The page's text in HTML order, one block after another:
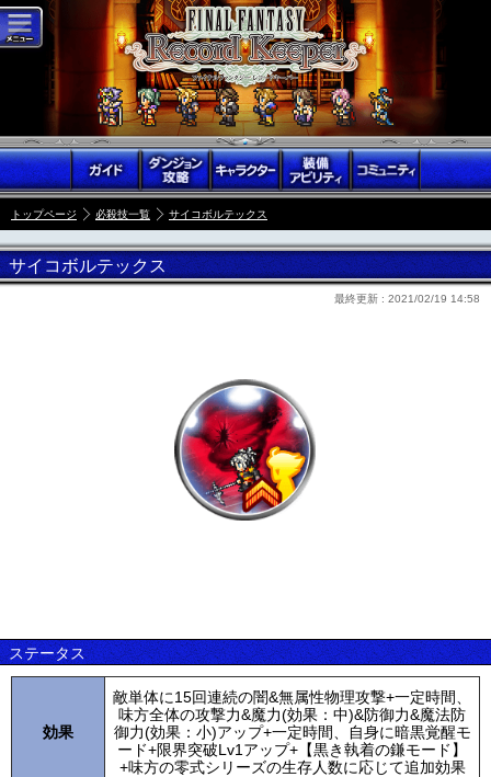
トップページ 必殺技一覧 サイコボルテックス
サイコボルテックス
最終更新 : 2021/02/19 14:58
ステータス
効果
敵単体に15回連続の闇&無属性物理攻撃+一定時間、
味方全体の攻撃力&魔力(効果：中)&防御力&魔法防
御力(効果：小)アップ+一定時間、自身に暗黒覚醒モ
ード+限界突破Lv1アップ+【黒き執着の鎌モード】
+味方の零式シリーズの生存人数に応じて追加効果